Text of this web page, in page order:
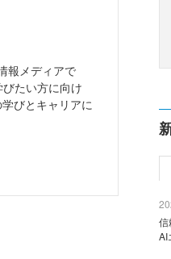
報メディアで
たい方に向け
びとキャリアに
信
AI